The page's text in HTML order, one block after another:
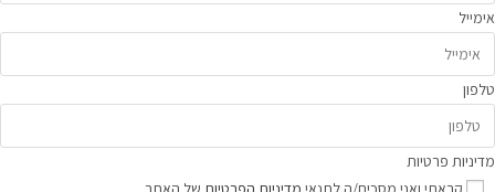
אימייל
טלפון
מדיניות פרטיות